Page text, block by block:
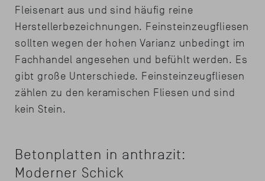
Fleisenart aus und sind häufig reine
Herstellerbezeichnungen. Feinsteinzeugfliesen
sollten wegen der hohen Varianz unbedingt im
Fachhandel angesehen und befühlt werden. Es
gibt große Unterschiede. Feinsteinzeugfliesen
zählen zu den keramischen Fliesen und sind
kein Stein.
Betonplatten in anthrazit:
Moderner Schick